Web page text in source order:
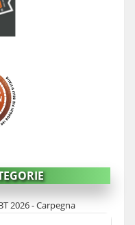
2026 - Carpegna